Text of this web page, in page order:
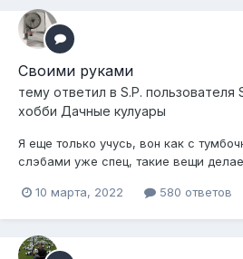
Своими руками
тему ответил в S.P. пользователя
хобби Дачные кулуары
Я еще только учусь, вон как с
слэбами уже спец, такие вещи
10 марта, 2022 580 ответов